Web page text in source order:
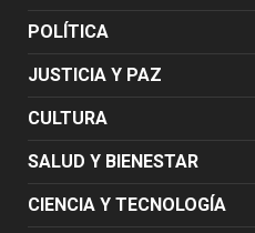
POLÍTICA
JUSTICIA Y PAZ
CULTURA
SALUD Y BIENESTAR
CIENCIA Y TECNOLOGÍA